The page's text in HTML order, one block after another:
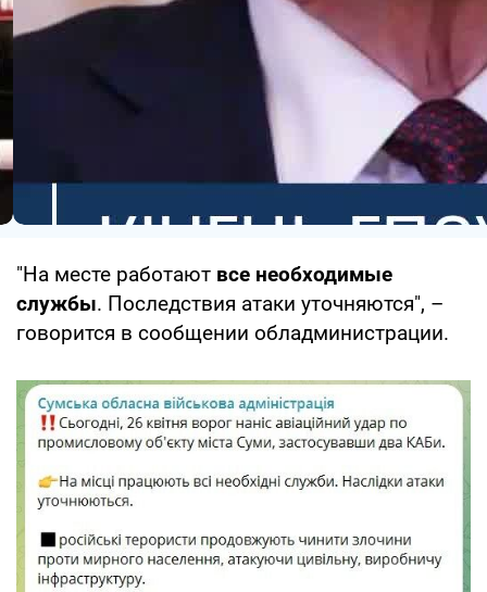
"На месте работают все необходимые
службы. Последствия атаки уточняются", –
говорится в сообщении обладминистрации.